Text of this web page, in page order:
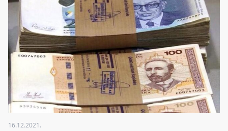
16.12.2021.